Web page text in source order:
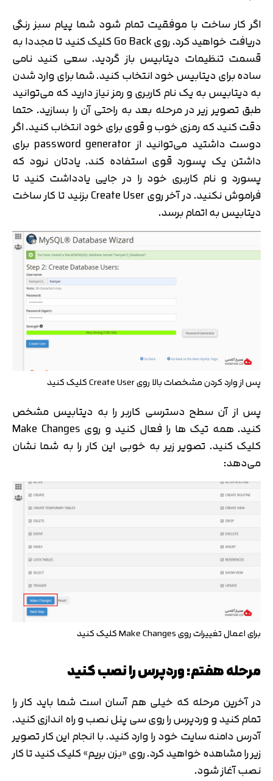
اگر کار ساخت با موفقیت تمام شود شما پیام سبز رنگی
دریافت خواهید کرد. روی Go Back کلیک کنید تا مجددا به
قسمت تنظیمات دیتابیس باز گردید. سعی کنید نامی
ساده برای دیتابیس خود انتخاب کنید. شما برای وارد شدن
به دیتابیس به یک نام کاربری و رمز نیاز دارید که می‌‌توانید
طبق تصویر زیر در مرحله بعد به ‌راحتی آن را بسازید. حتما
دقت کنید که رمزی خوب و قوی برای خود انتخاب کنید. اگر
دوست داشتید می‌توانید از password generator برای
داشتن یک پسورد قوی استفاده کند. یادتان نرود که
پسورد و نام کاربری خود را در جایی یادداشت کنید تا
فراموش نکنید. در آخر روی Create User بزنید تا کار ساخت
دیتابیس به اتمام برسد.
پس از وارد کردن مشخصات بالا روی Create User کلیک کنید
پس از آن سطح دسترسی کاربر را به دیتابیس مشخص
کنید. همه تیک ها را فعال کنید و روی Make Changes
کلیک کنید. تصویر زیر به خوبی این کار را به شما نشان
می‌دهد:
برای اعمال تغییرات روی Make Changes کلیک کنید
مرحله هفتم: وردپرس را نصب کنید
در آخرین مرحله که خیلی هم آسان است شما باید کار را
تمام کنید و وردپرس را روی سی پنل نصب و راه اندازی کنید.
آدرس دامنه سایت خود را وارد کنید. با انجام این کار تصویر
زیر را مشاهده خواهید کرد. روی «بزن بریم» کلیک کنید تا کار
نصب آغاز شود.